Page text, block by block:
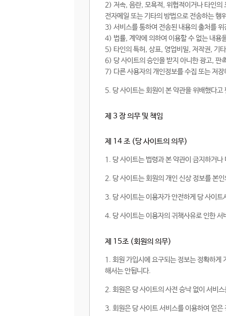
2) 저속, 음란, 모욕적, 위협적이거나 타인의
전자메일 또는 기타의 방법으로 전송하는 행
3) 서비스를 통하여 전송된 내용의 출처를 위
4) 법률, 계약에 의하여 이용할 수 없는 내용
5) 타인의 특허, 상표, 영업비밀, 저작권, 기
6) 당 사이트의 승인을 받지 아니한 광고, 판
7) 다른 사용자의 개인정보를 수집 또는 저장
5. 당 사이트는 회원이 본 약관을 위배했다
제 3 장 의무 및 책임
제 14 조 (당 사이트의 의무)
1. 당 사이트는 법령과 본 약관이 금지하거
2. 당 사이트는 회원의 개인 신상 정보를 본
3. 당 사이트는 이용자가 안전하게 당 사이
4. 당 사이트는 이용자의 귀책사유로 인한
제 15조 (회원의 의무)
1. 회원 가입시에 요구되는 정보는 정확하게
해서는 안됩니다.
2. 회원은 당 사이트의 사전 승낙 없이 서비
3. 회원은 당 사이트 서비스를 이용하여 얻